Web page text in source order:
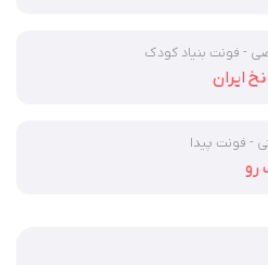
- فونت بنیاد کودک
ایران
- فونت پیدا
رو